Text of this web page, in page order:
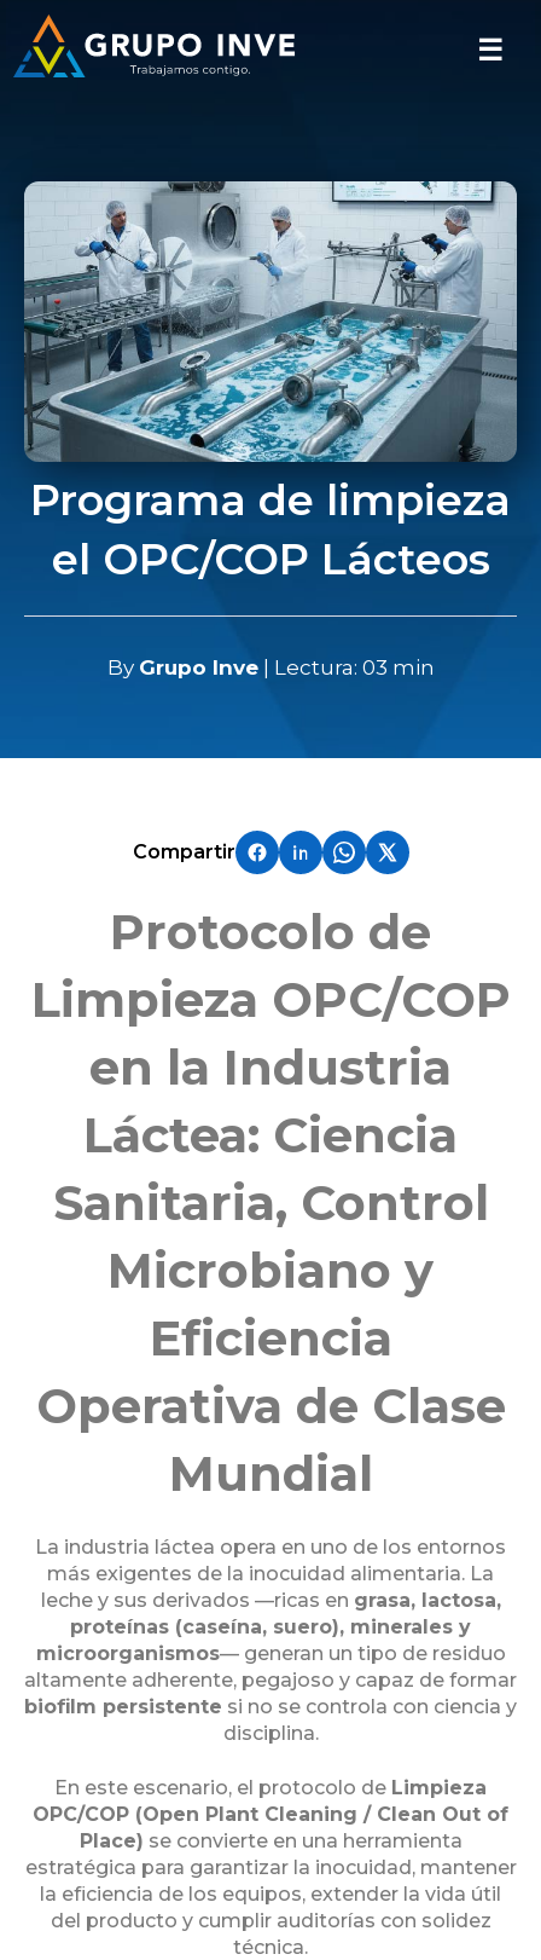
☰
Programa de limpieza
el OPC/COP Lácteos
By Grupo Inve| Lectura: 03 min
Compartir
Protocolo de
Limpieza OPC/COP
en la Industria
Láctea: Ciencia
Sanitaria, Control
Microbiano y
Eficiencia
Operativa de Clase
Mundial
La industria láctea opera en uno de los entornos
más exigentes de la inocuidad alimentaria. La
leche y sus derivados —ricas en grasa, lactosa,
proteínas (caseína, suero), minerales y
microorganismos— generan un tipo de residuo
altamente adherente, pegajoso y capaz de formar
biofilm persistente si no se controla con ciencia y
disciplina.
En este escenario, el protocolo de Limpieza
OPC/COP (Open Plant Cleaning / Clean Out of
Place) se convierte en una herramienta
estratégica para garantizar la inocuidad, mantener
la eficiencia de los equipos, extender la vida útil
del producto y cumplir auditorías con solidez
técnica.